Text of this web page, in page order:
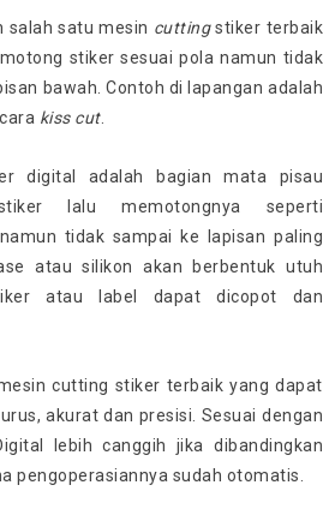
salah satu mesin cuttingstiker terbaik
stiker sesuai pola namun tidak
bawah. Contoh di lapangan adalah
kiss cut.
digital adalah bagian mata pisau
lalu memotongnya seperti
tidak sampai ke lapisan paling
atau silikon akan berbentuk utuh
atau label dapat dicopot dan
cutting stiker terbaik yang dapat
akurat dan presisi. Sesuai dengan
lebih canggih jika dibandingkan
pengoperasiannya sudah otomatis.